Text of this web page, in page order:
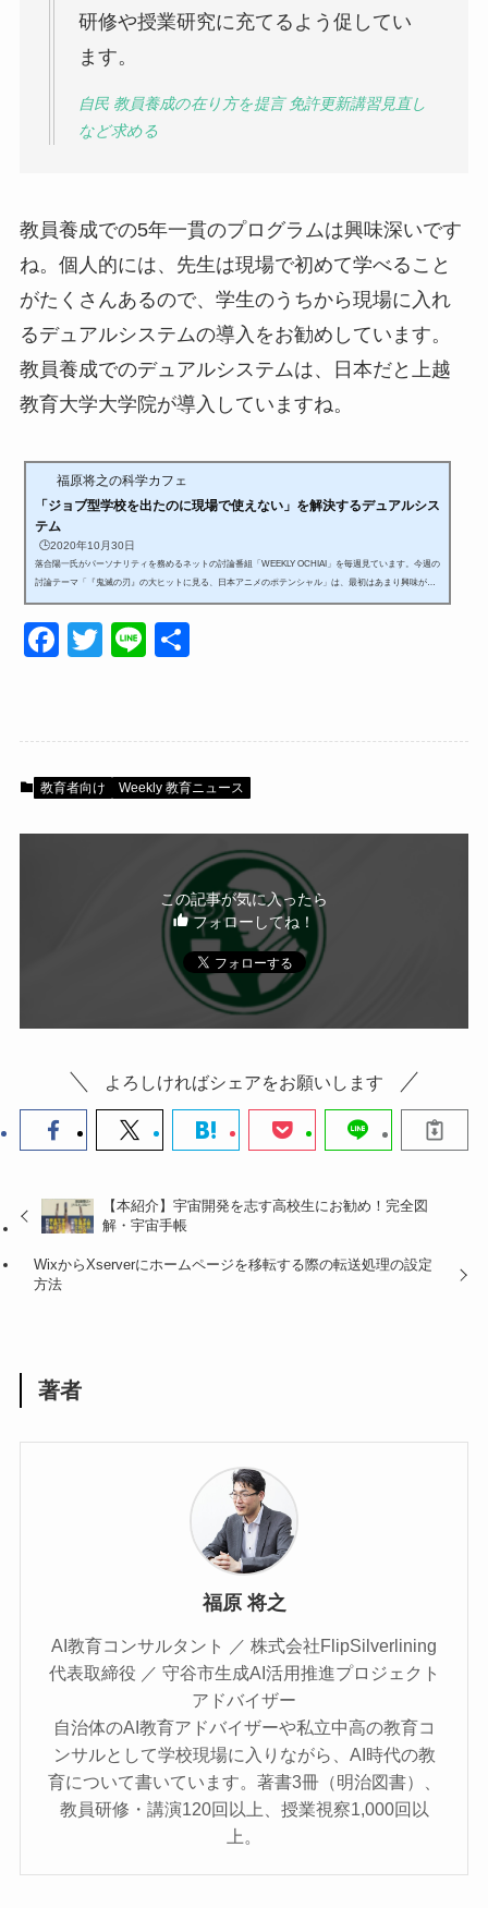
研修や授業研究に充てるよう促してい
ます。
自民 教員養成の在り方を提言 免許更新講習見直し
など求める
教員養成での5年一貫のプログラムは興味深いです
ね。個人的には、先生は現場で初めて学べること
がたくさんあるので、学生のうちから現場に入れ
るデュアルシステムの導入をお勧めしています。
教員養成でのデュアルシステムは、日本だと上越
教育大学大学院が導入していますね。
福原将之の科学カフェ
「ジョブ型学校を出たのに現場で使えない」を解決するデュアルシス
テム
🕒️2020年10月30日
落合陽一氏がパーソナリティを務めるネットの討論番組「WEEKLY OCHIAI」を毎週見ています。今週の
討論テーマ「『鬼滅の刃』の大ヒットに見る、日本アニメのポテンシャル」は、最初はあまり興味がな
かったのですが、蓋を開けてみたら「アニメ業界のビジネスモデル」や「クリエイター育成の課題」な
ったことです。専門学校などのジョブ型学校を出ても、現場で即戦力になるだけの訓練を受けられずに
いる人たちが多いそうです。アニメ業界は...
F
e
b
T
er
Li
教育者向け Weekly 教育ニュース
この記事が気に入ったら
フォローしてね！
よろしければシェアをお願いします
【本紹介】宇宙開発を志す高校生にお勧め！完全図
解・宇宙手帳
WixからXserverにホームページを移転する際の転送処理の設定
方法
著者
福原 将之
AI教育コンサルタント ／ 株式会社FlipSilverlining
代表取締役 ／ 守谷市生成AI活用推進プロジェクト
アドバイザー
自治体のAI教育アドバイザーや私立中高の教育コ
ンサルとして学校現場に入りながら、AI時代の教
育について書いています。著書3冊（明治図書）、
教員研修・講演120回以上、授業視察1,000回以
上。